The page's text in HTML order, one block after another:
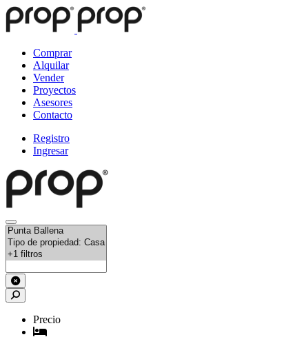
Comprar
Alquilar
Vender
Proyectos
Asesores
Contacto
Registro
Ingresar
Precio